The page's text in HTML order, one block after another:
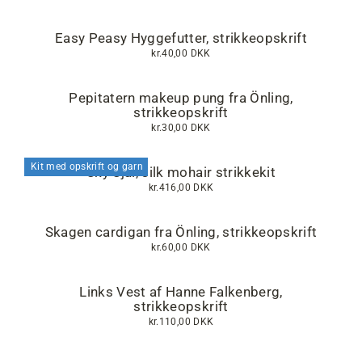
Easy Peasy Hyggefutter, strikkeopskrift
kr.40,00 DKK
Pepitatern makeup pung fra Önling,
strikkeopskrift
kr.30,00 DKK
Kit med opskrift og garnSky Sjal, silk mohair strikkekit
kr.416,00 DKK
Skagen cardigan fra Önling, strikkeopskrift
kr.60,00 DKK
Links Vest af Hanne Falkenberg,
strikkeopskrift
kr.110,00 DKK